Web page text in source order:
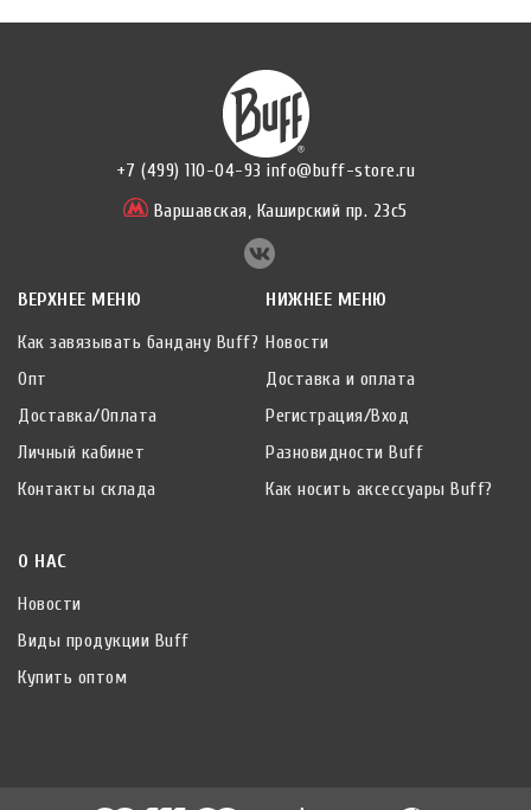
+7 (499) 110-04-93 info@buff-store.ru
Варшавская, Каширский пр. 23с5
ВЕРХНЕЕ МЕНЮ
Как завязывать бандану Buff?
Опт
Доставка/Оплата
Личный кабинет
Контакты склада
НИЖНЕЕ МЕНЮ
Новости
Доставка и оплата
Регистрация/Вход
Разновидности Buff
Как носить аксессуары Buff?
О НАС
Новости
Виды продукции Buff
Купить оптом